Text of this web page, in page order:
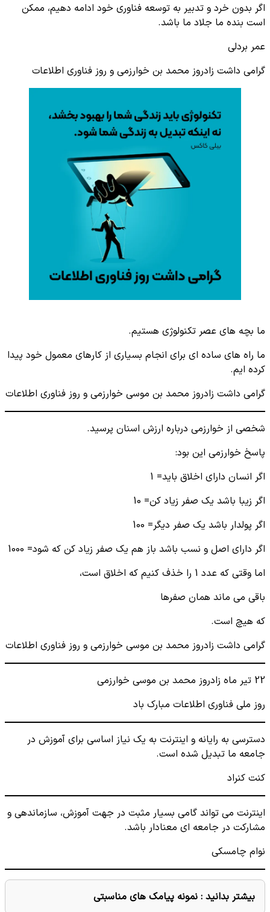
اگر بدون خرد و تدبیر به توسعه فناوری خود ادامه دهیم، ممکن
است بنده ما جلاد ما باشد.
عمر بردلی
گرامی داشت زادروز محمد بن خوارزمی و روز فناوری اطلاعات
ما بچه های عصر تکنولوژی هستیم.
ما راه های ساده ای برای انجام بسیاری از کارهای معمول خود پیدا
کرده ایم.
گرامی داشت زادروز محمد بن موسی خوارزمی و روز فناوری اطلاعات
شخصی از خوارزمی درباره ارزش اسنان پرسید.
پاسخ خوارزمی این بود:
اگر انسان دارای اخلاق باید= 1
اگر زیبا باشد یک صفر زیاد کن= 10
اگر پولدار باشد یک صفر دیگر= 100
اگر دارای اصل و نسب باشد باز هم یک صفر زیاد کن که شود= 1000
اما وقتی که عدد 1 را خذف کنیم که اخلاق است،
باقی می ماند همان صفرها
که هیچ است.
گرامی داشت زادروز محمد بن موسی خوارزمی و روز فناوری اطلاعات
22 تیر ماه زادروز محمد بن موسی خوارزمی
روز ملی فناوری اطلاعات مبارک باد
دسترسی به رایانه و اینترنت به یک نیاز اساسی برای آموزش در
جامعه ما تبدیل شده است.
کنت کنراد
اینترنت می تواند گامی بسیار مثبت در جهت آموزش، سازماندهی و
مشارکت در جامعه ای معنادار باشد.
نوام چامسکی
بیشتر بدانید : نمونه پیامک های مناسبتی